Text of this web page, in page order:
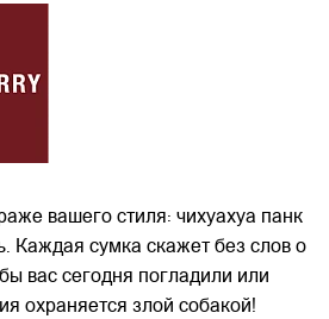
вашего стиля: чихуахуа панк
Каждая сумка скажет без слов о
вас сегодня погладили или
охраняется злой собакой!